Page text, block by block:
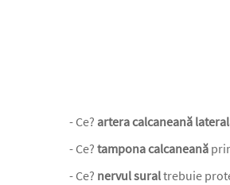
- Ce? artera calcaneană
- Ce? tampona calcaneană
- Ce? nervul suraltrebuie